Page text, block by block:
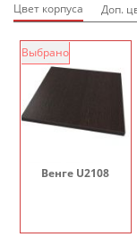
Цвет корпуса Доп.
Венге U2108
Выбрано